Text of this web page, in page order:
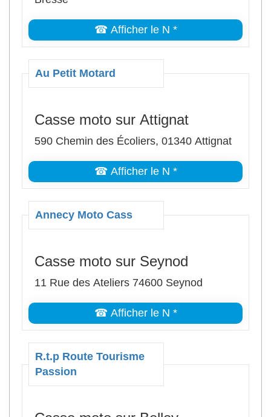
☎ Afficher le N *
Au Petit Motard
Casse moto sur Attignat
590 Chemin des Écoliers, 01340 Attignat
☎ Afficher le N *
Annecy Moto Cass
Casse moto sur Seynod
11 Rue des Ateliers 74600 Seynod
☎ Afficher le N *
R.t.p Route Tourisme
Passion